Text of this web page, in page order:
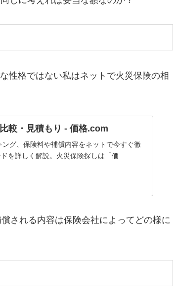
性格ではない私はネットで火災保険の相
較・見積もり - 価格.com
ング、保険料や補償内容をネットで今すぐ徹
を詳しく解説。火災保険探しは「価
される内容は保険会社によってどの様に